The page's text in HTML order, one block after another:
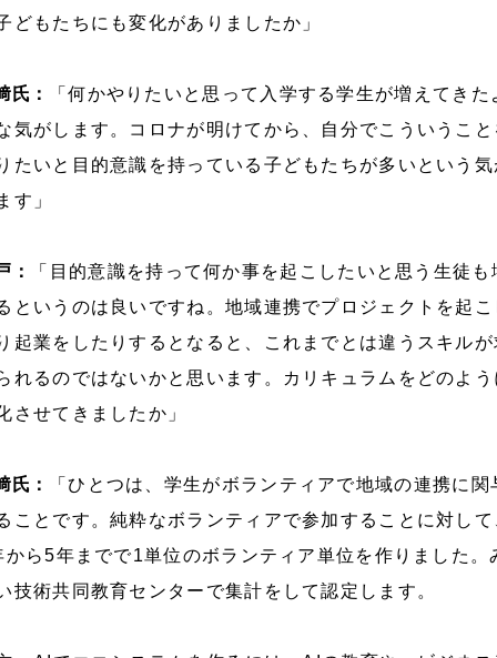
どもたちにも変化がありましたか」
氏：
「何かやりたいと思って入学する学生が増えてきた
気がします。コロナが明けてから、自分でこういうこと
たいと目的意識を持っている子どもたちが多いという気
す」
：
「目的意識を持って何か事を起こしたいと思う生徒も
というのは良いですね。地域連携でプロジェクトを起こ
起業をしたりするとなると、これまでとは違うスキルが
れるのではないかと思います。カリキュラムをどのよう
させてきましたか」
氏：
「ひとつは、学生がボランティアで地域の連携に関
ことです。純粋なボランティアで参加することに対して
から5年までで1単位のボランティア単位を作りました。
技術共同教育センターで集計をして認定します。